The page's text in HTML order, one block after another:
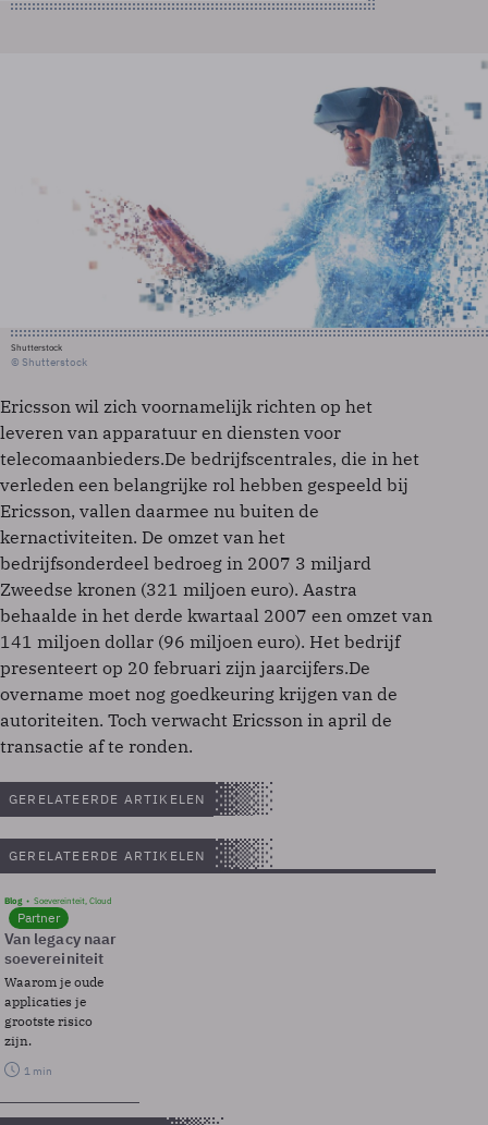
Shutterstock
© Shutterstock
Ericsson wil zich voornamelijk richten op het
leveren van apparatuur en diensten voor
telecomaanbieders.De bedrijfscentrales, die in het
verleden een belangrijke rol hebben gespeeld bij
Ericsson, vallen daarmee nu buiten de
kernactiviteiten. De omzet van het
bedrijfsonderdeel bedroeg in 2007 3 miljard
Zweedse kronen (321 miljoen euro). Aastra
behaalde in het derde kwartaal 2007 een omzet van
141 miljoen dollar (96 miljoen euro). Het bedrijf
presenteert op 20 februari zijn jaarcijfers.De
overname moet nog goedkeuring krijgen van de
autoriteiten. Toch verwacht Ericsson in april de
transactie af te ronden.
GERELATEERDE ARTIKELEN
GERELATEERDE ARTIKELEN
Blog Soevereinteit, Cloud
Partner
Van legacy naar
soevereiniteit
Waarom je oude
applicaties je
grootste risico
zijn.
1 min